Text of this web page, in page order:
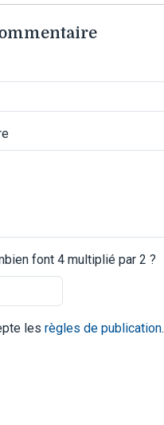
font 4 multiplié par 2 ?
les règles de publication.